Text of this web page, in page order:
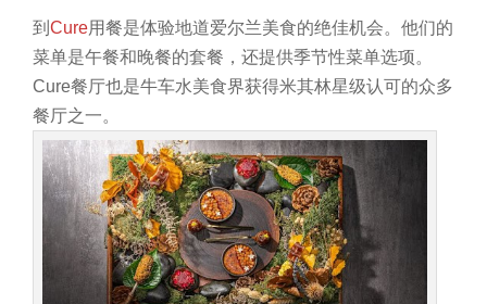
到 Cure用餐是体验地道爱尔兰美食的绝佳机会。他们的
菜单是午餐和晚餐的套餐，还提供季节性菜单选项。
Cure餐厅也是牛车水美食界获得米其林星级认可的众多
餐厅之一。